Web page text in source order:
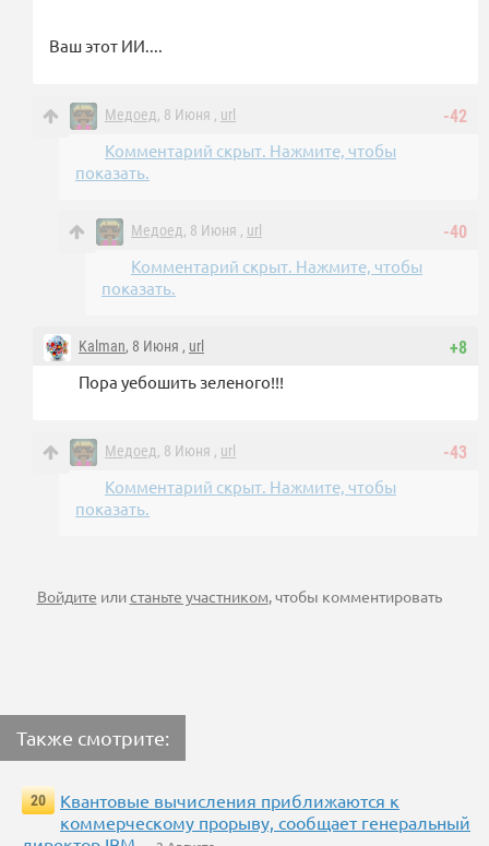
Ваш этот ИИ....
-42
Медоед, 8 Июня , url
Комментарий скрыт. Нажмите, чтобы
показать.
-40
Медоед, 8 Июня , url
Комментарий скрыт. Нажмите, чтобы
показать.
+8
Kalman, 8 Июня , url
Пора уебошить зеленого!!!
-43
Медоед, 8 Июня , url
Комментарий скрыт. Нажмите, чтобы
показать.
Войдите илистаньте участником, чтобы комментировать
Также смотрите:
20
Квантовые вычисления приближаются к
коммерческому прорыву, сообщает генеральный